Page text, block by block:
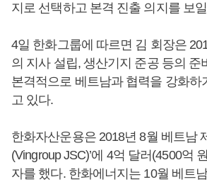
지로 선택하고 본격 진출 의지를 보
4일 한화그룹에 따르면 김 회장은
의 지사 설립, 생산기지 준공 등의 준
본격적으로 베트남과 협력을 강화하
고 있다.
한화자산운용은 2018년 8월 베트남
(Vingroup JSC)’에 4억 달러(4500억
자를 했다. 한화에너지는 10월 베트